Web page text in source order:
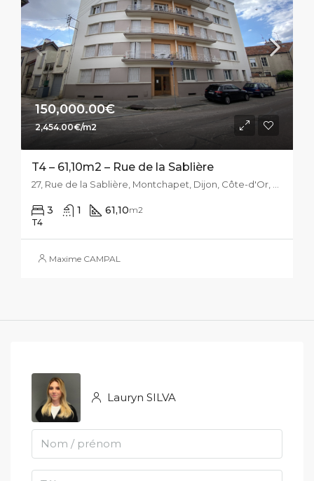
150,000.00€
2,454.00€/m2
T4 – 61,10m2 – Rue de la Sablière
3 1 61,10m2
T4
Maxime CAMPAL
Lauryn SILVA